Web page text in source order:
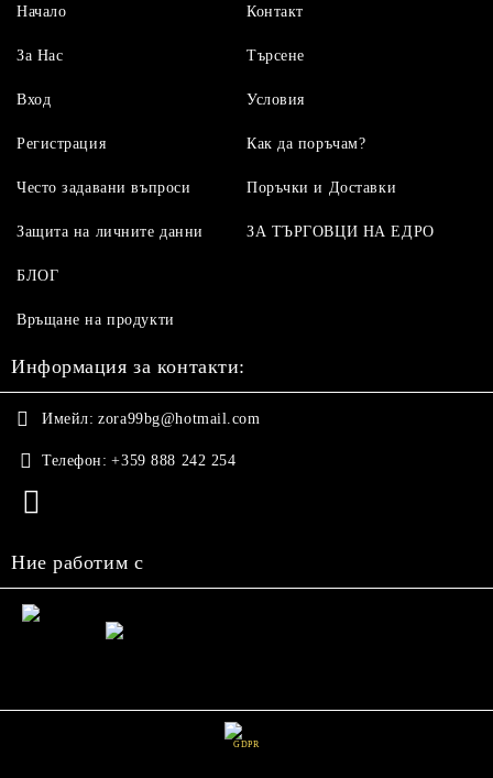
Начало
За Нас
Вход
Регистрация
Контакт
Търсене
Условия
Как да поръчам?
Често задавани въпроси
Защита на личните данни
БЛОГ
Връщане на продукти
Поръчки и Доставки
ЗА ТЪРГОВЦИ НА ЕДРО
Информация за контакти:
Имейл: zora99bg@hotmail.com
Телефон: +359 888 242 254
Ние работим с
GDPR